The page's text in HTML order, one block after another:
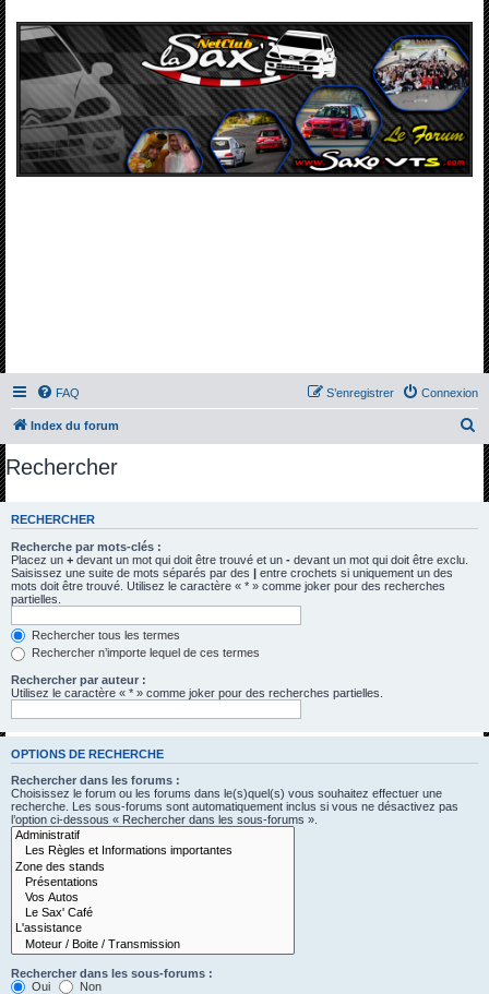
FAQ Connexion
S’enregistrer
Index du forum
e
Rechercher
RECHERCHER
Recherche par mots-clés :
Placez un + devant un mot qui doit être trouvé et un - devant un mot qui doit être exclu.
Saisissez une suite de mots séparés par des | entre crochets si uniquement un des
mots doit être trouvé. Utilisez le caractère « * » comme joker pour des recherches
partielles.
Rechercher tous les termes
Rechercher n’importe lequel de ces termes
Rechercher par auteur :
Utilisez le caractère « * » comme joker pour des recherches partielles.
OPTIONS DE RECHERCHE
Rechercher dans les forums :
Choisissez le forum ou les forums dans le(s)quel(s) vous souhaitez effectuer une
recherche. Les sous-forums sont automatiquement inclus si vous ne désactivez pas
l’option ci-dessous « Rechercher dans les sous-forums ».
Rechercher dans les sous-forums :
Oui
Non